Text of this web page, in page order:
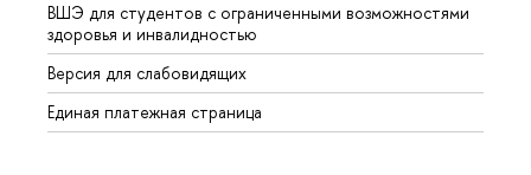
ВШЭ для студентов с ограниченными возможностями
здоровья и инвалидностью
Версия для слабовидящих
Единая платежная страница